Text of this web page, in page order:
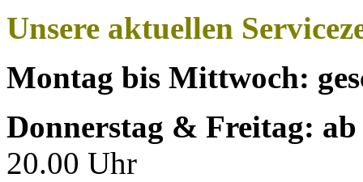
Unsere aktuellen
Montag bis Mittwoch:
Donnerstag & Freitag:
20.00 Uhr